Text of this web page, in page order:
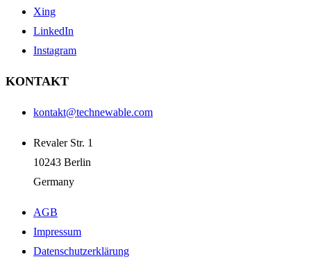
Xing
LinkedIn
Instagram
KONTAKT
kontakt@technewable.com
Revaler Str. 1
10243 Berlin
Germany
AGB
Impressum
Datenschutzerklärung